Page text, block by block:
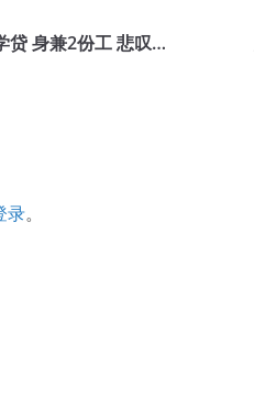
贷 身兼2份工 悲叹…
录。